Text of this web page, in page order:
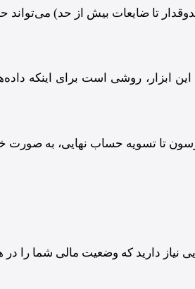
تا ضایعات بیش از حد)
ابزار، روشی است برای اینکه
تا تسویه حساب نهایی، به صورت
نیاز دارید که وضعیت مالی شما